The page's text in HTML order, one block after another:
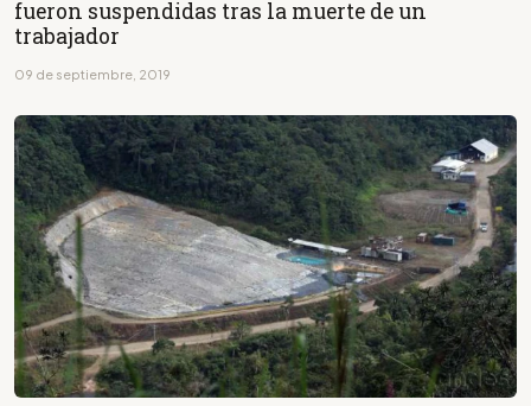
fueron suspendidas tras la muerte de un
trabajador
09 de septiembre, 2019